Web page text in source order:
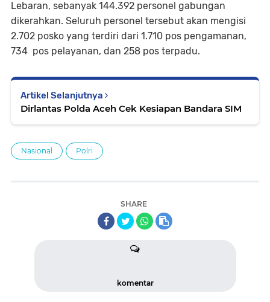
Lebaran, sebanyak 144.392 personel gabungan
dikerahkan. Seluruh personel tersebut akan mengisi
2.702 posko yang terdiri dari 1.710 pos pengamanan,
734 pos pelayanan, dan 258 pos terpadu.
Artikel Selanjutnya
Dirlantas Polda Aceh Cek Kesiapan Bandara SIM
Nasional Polri
SHARE
komentar